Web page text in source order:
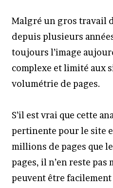
Malgré un gros travail
depuis plusieurs
toujours l’image
complexe et limité aux
volumétrie de pages.
S’il est vrai que cette
pertinente pour le site
millions de pages que
pages, il n’en reste pas
peuvent être facilement